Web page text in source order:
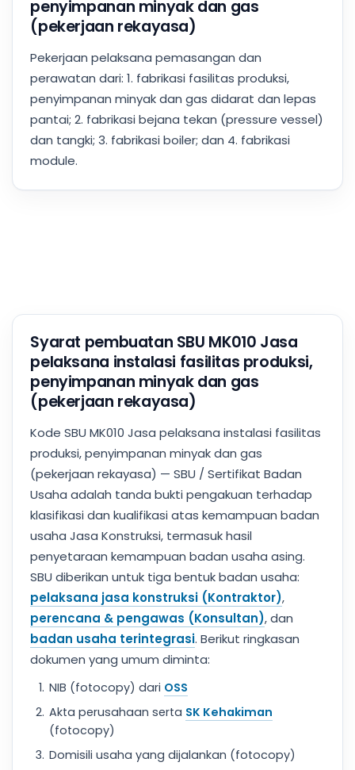
penyimpanan minyak dan gas
(pekerjaan rekayasa)
Pekerjaan pelaksana pemasangan dan
perawatan dari: 1. fabrikasi fasilitas produksi,
penyimpanan minyak dan gas didarat dan lepas
pantai; 2. fabrikasi bejana tekan (pressure vessel)
dan tangki; 3. fabrikasi boiler; dan 4. fabrikasi
module.
Syarat pembuatan SBU MK010 Jasa
pelaksana instalasi fasilitas produksi,
penyimpanan minyak dan gas
(pekerjaan rekayasa)
Kode SBU MK010 Jasa pelaksana instalasi fasilitas
produksi, penyimpanan minyak dan gas
(pekerjaan rekayasa) — SBU / Sertifikat Badan
Usaha adalah tanda bukti pengakuan terhadap
klasifikasi dan kualifikasi atas kemampuan badan
usaha Jasa Konstruksi, termasuk hasil
penyetaraan kemampuan badan usaha asing.
SBU diberikan untuk tiga bentuk badan usaha:
pelaksana jasa konstruksi (Kontraktor),
perencana & pengawas (Konsultan), dan
badan usaha terintegrasi. Berikut ringkasan
dokumen yang umum diminta:
NIB (fotocopy) dari OSS
Akta perusahaan serta SK Kehakiman
(fotocopy)
Domisili usaha yang dijalankan (fotocopy)